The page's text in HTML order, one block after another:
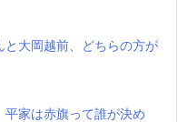
と大岡越前、どちらの方が
平家は赤旗って誰が決め